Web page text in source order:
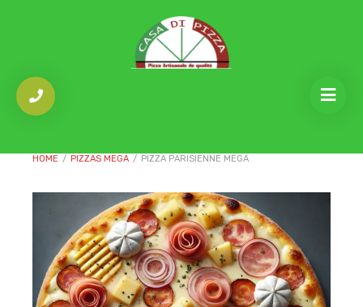
HOME / PIZZAS MEGA / PIZZA PARISIENNE MEGA